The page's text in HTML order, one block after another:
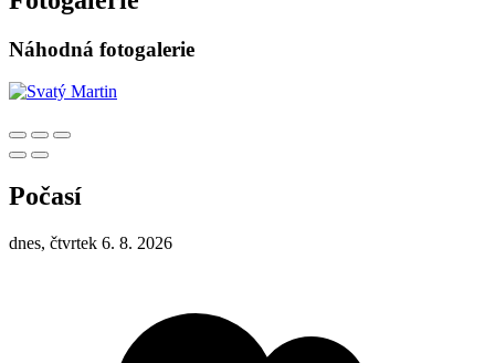
Náhodná fotogalerie
Počasí
dnes, čtvrtek 6. 8. 2026